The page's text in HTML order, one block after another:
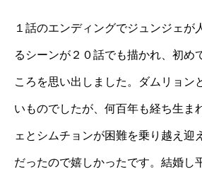
１話のエンディングでジュンジェが
るシーンが２０話でも描かれ、初め
ころを思い出しました。ダムリョン
いものでしたが、何百年も経ち生ま
ェとシムチョンが困難を乗り越え迎
だったので嬉しかったです。結婚し